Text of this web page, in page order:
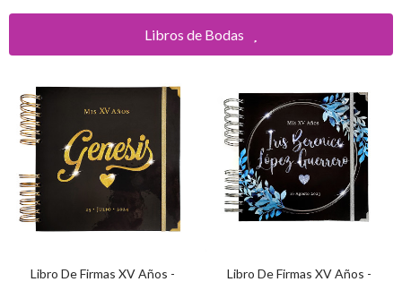
Libros de Bodas
Libro De Firmas XV Años -
Libro De Firmas XV Años -